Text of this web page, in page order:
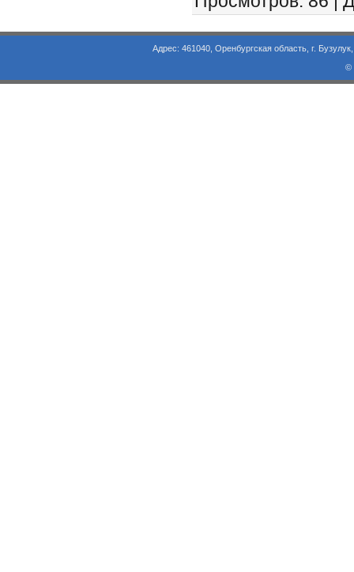
Адрес: 461040, Оренбургская область, г. Бузулук, ул.
©